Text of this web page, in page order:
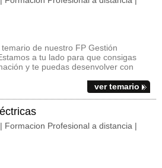
de nuestro FP Gestión
a tu lado para que consigas
y te puedas desenvolver con
ver temario
Formacion Profesional a distancia |